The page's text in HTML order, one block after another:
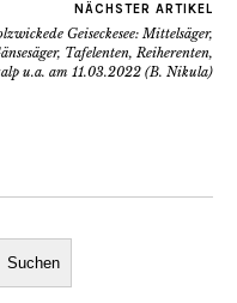
NÄCHSTER ARTIKEL
Geiseckesee: Mittelsäger,
Tafelenten, Reiherenten,
u.a. am 11.03.2022 (B. Nikula)
Suchen